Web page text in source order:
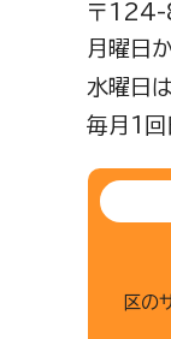
〒
月曜日
水曜日
毎月1回
区の